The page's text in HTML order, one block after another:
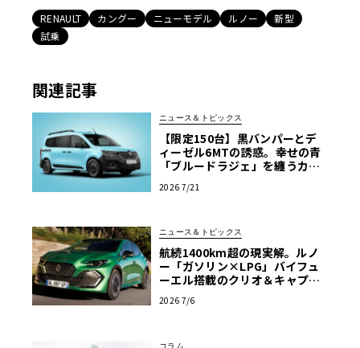
RENAULT カングー ニューモデル ルノー
新型
試乗
関連記事
ニュース＆トピックス
【限定150台】黒バンパーとデ
ィーゼル6MTの誘惑。幸せの青
「ブルードラジェ」を纏うカン
2026 7/21
ニュース＆トピックス
航続1400km超の現実解。ルノ
ー「ガソリン×LPG」バイフュ
ーエル搭載のクリオ＆キャプチ
2026 7/6